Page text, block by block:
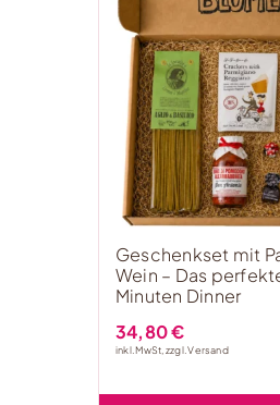
Geschenkset mit
Wein – Das
Minuten Dinner
34,80€
inkl. MwSt, zzgl.Versand